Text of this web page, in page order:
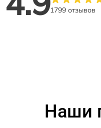
1799 отзывов
Наши